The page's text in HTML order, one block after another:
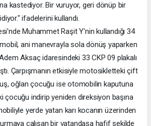
kastediyor. Bir vuruyor, geri dönüp bir
ifadelerini kullandı.
Muhammet Raşit Y'nin kullandığı 34
ani manevrayla sola dönüş yaparken
Aksaç idaresindeki 33 CKP 09 plakalı
Çarpışmanın etkisiyle motosikletteki çift
oğlan çocuğu ise otomobilin kaputuna
çocuğu indirip yeniden direksiyon başına
yerde yatan karı kocanın üzerinden
çalışan bir vatandaşa hafif şekilde